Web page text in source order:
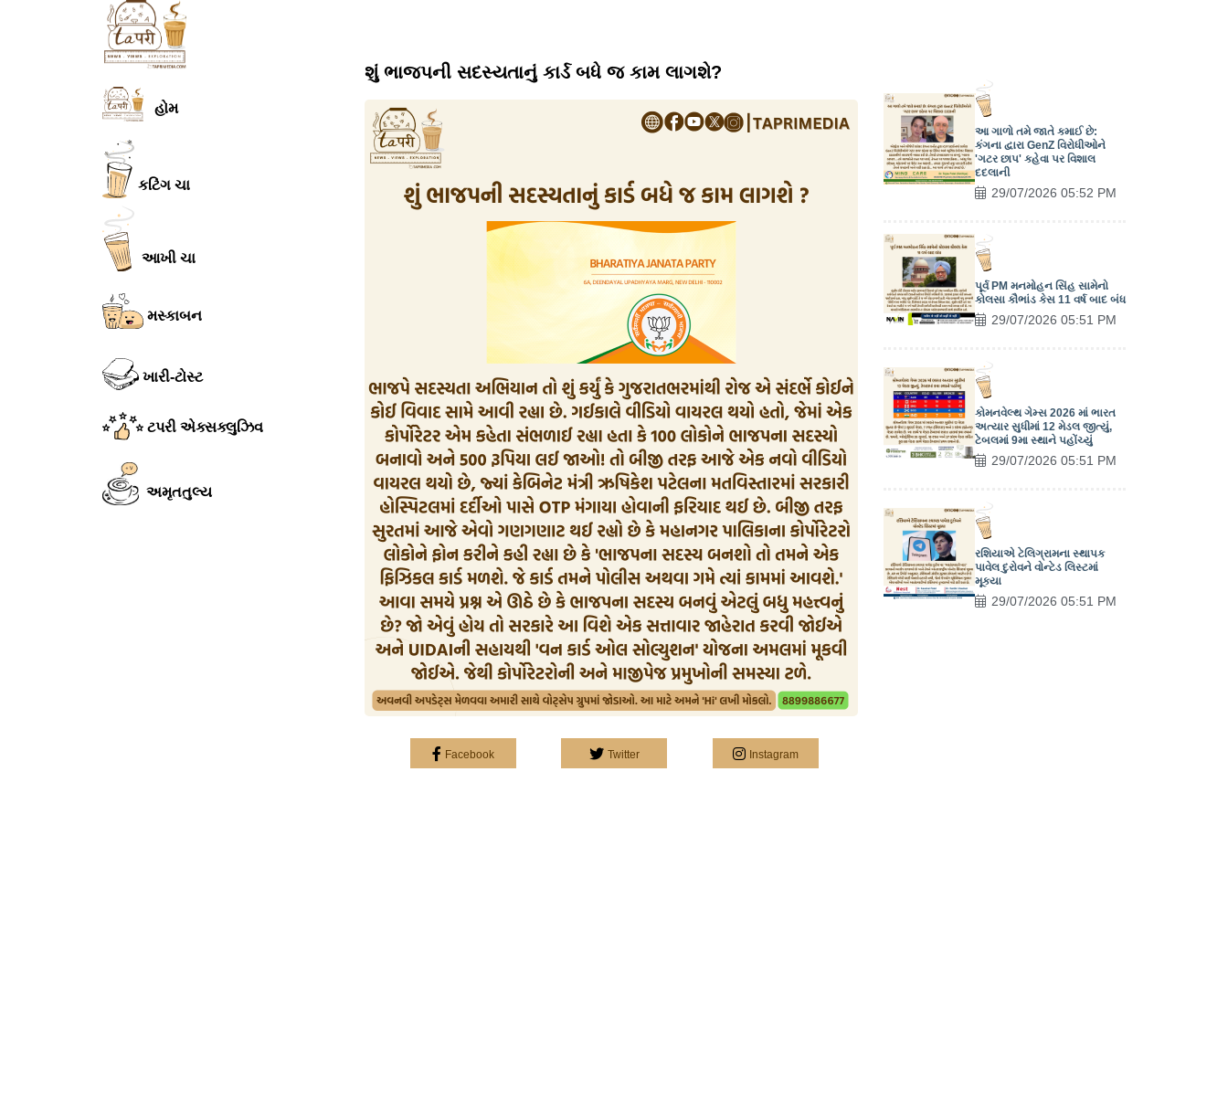
હોમ
કટિંગ ચા
આખી ચા
મસ્કાબન
ખારી-ટોસ્ટ
ટપરી એક્સક્લુઝિવ
અમૃતતુલ્ય
શું ભાજપની સદસ્યતાનું કાર્ડ બધે જ કામ લાગશે?
Facebook Twitter Instagram
આ ગાળો તમે જાતે કમાઈ છે:
કંગના દ્વારા GenZ વિરોધીઓને
'ગટર છાપ' કહેવા પર વિશાલ
દદલાની
29/07/2026 05:52 PM
પૂર્વ PM મનમોહન સિંહ સામેનો
કોલસા કૌભાંડ કેસ 11 વર્ષ બાદ બંધ
29/07/2026 05:51 PM
કોમનવેલ્થ ગેમ્સ 2026 માં ભારત
અત્યાર સુધીમાં 12 મેડલ જીત્યું,
ટેબલમાં 9મા સ્થાને પહોંચ્યું
29/07/2026 05:51 PM
રશિયાએ ટેલિગ્રામના સ્થાપક
પાવેલ દુરોવને વોન્ટેડ લિસ્ટમાં
મૂક્યા
29/07/2026 05:51 PM